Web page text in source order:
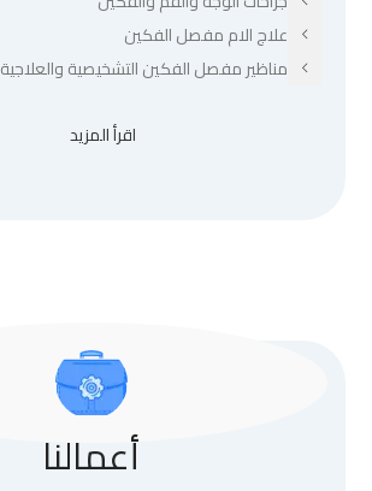
علاج الام مفصل الفكين
مناظير مفصل الفكين التشخيصية والعلاجية
اقرأ المزيد
أعمالنا